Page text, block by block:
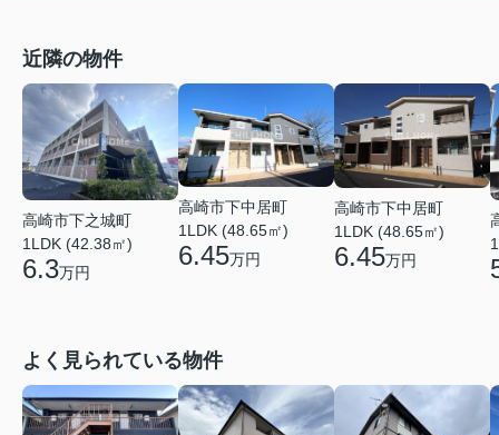
近隣の物件
高崎市下之城町
1LDK (42.38㎡)
6.3万円
高崎市下中居町
1LDK (48.65㎡)
6.45万円
高崎市下中居町
1LDK (48.65㎡)
6.45万円
よく見られている物件